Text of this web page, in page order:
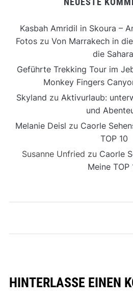
Kasbah Amridil in Skoura –
Fotoszu Von Marrakech in
die
Geführte Trekking Tour im
Monkey Fingers
Skyland zu Aktivurlaub:
und
Melanie Deisl zu Caorle
TOP 10
Susanne Unfried zu Caorle
Meine TOP
HINTERLASSE EINEN